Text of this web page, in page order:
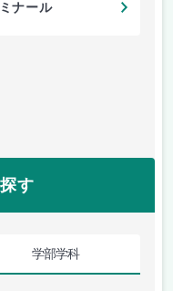
ナール
す
学部学科